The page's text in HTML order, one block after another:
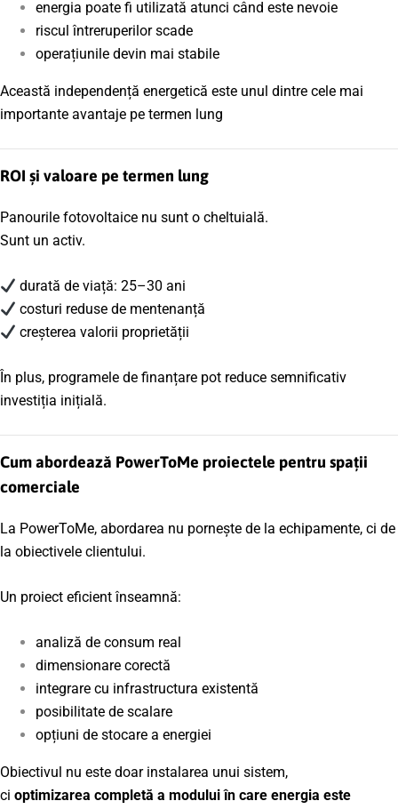
energia poate fi utilizată atunci când este nevoie
riscul întreruperilor scade
operațiunile devin mai stabile
Această independență energetică este unul dintre cele mai
importante avantaje pe termen lung
ROI și valoare pe termen lung
Panourile fotovoltaice nu sunt o cheltuială.
Sunt un activ.
durată de viață: 25–30 ani
costuri reduse de mentenanță
creșterea valorii proprietății
În plus, programele de finanțare pot reduce semnificativ
investiția inițială.
Cum abordează PowerToMe proiectele pentru spații
comerciale
La PowerToMe, abordarea nu pornește de la echipamente, ci de
la obiectivele clientului.
Un proiect eficient înseamnă:
analiză de consum real
dimensionare corectă
integrare cu infrastructura existentă
posibilitate de scalare
opțiuni de stocare a energiei
Obiectivul nu este doar instalarea unui sistem,
ci optimizarea completă a modului în care energia este